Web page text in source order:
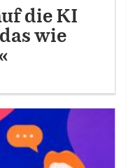
die KI
wie